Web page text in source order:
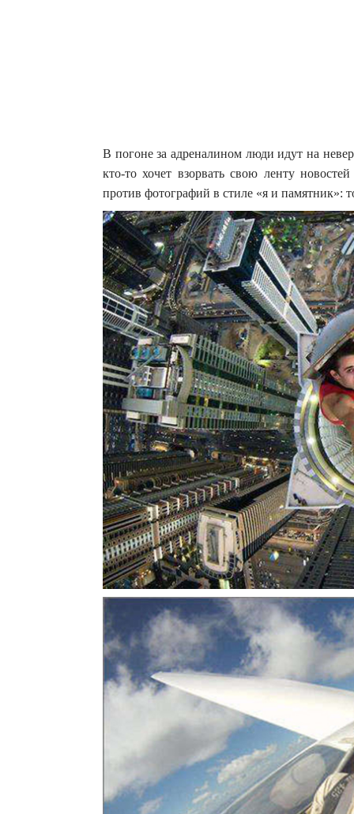
В погоне за адреналином люди идут на
кто-то хочет взорвать свою ленту
против фотографий в стиле «я и памятник»: